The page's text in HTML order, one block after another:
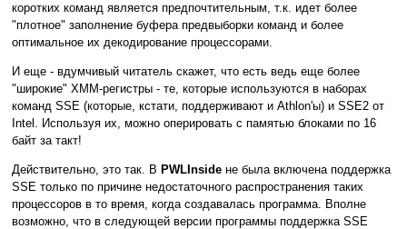
коротких команд является предпочтительным, т.к. идет более
"плотное" заполнение буфера предвыборки команд и более
оптимальное их декодирование процессорами.
И еще - вдумчивый читатель скажет, что есть ведь еще более
"широкие" XMM-регистры - те, которые используются в наборах
команд SSE (которые, кстати, поддерживают и Athlon'ы) и SSE2 от
Intel. Используя их, можно оперировать с памятью блоками по 16
байт за такт!
Действительно, это так. В PWLInside не была включена поддержка
SSE только по причине недостаточного распространения таких
процессоров в то время, когда создавалась программа. Вполне
возможно, что в следующей версии программы поддержка SSE